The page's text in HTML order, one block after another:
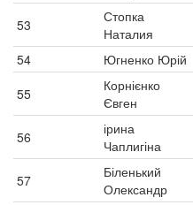
53
Стопка
Наталия
54
Югненко Юрій
55
Корнієнко
Євген
56
ірина
Чаплигіна
57
Біленький
Олександр